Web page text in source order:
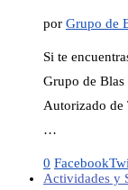
por Grupo de
Si te
Grupo de Blas
Autorizado de
…
0 Facebook
Actividades y